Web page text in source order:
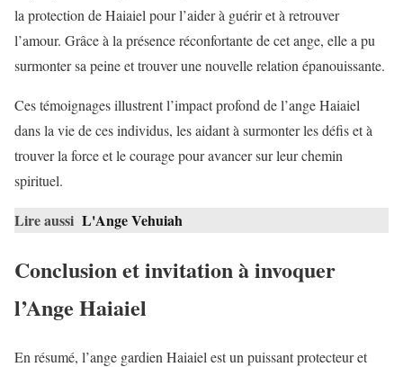
la protection de Haiaiel pour l’aider à guérir et à retrouver
l’amour. Grâce à la présence réconfortante de cet ange, elle a pu
surmonter sa peine et trouver une nouvelle relation épanouissante.
Ces témoignages illustrent l’impact profond de l’ange Haiaiel
dans la vie de ces individus, les aidant à surmonter les défis et à
trouver la force et le courage pour avancer sur leur chemin
spirituel.
Lire aussi L'Ange Vehuiah
Conclusion et invitation à invoquer
l’Ange Haiaiel
En résumé, l’ange gardien Haiaiel est un puissant protecteur et